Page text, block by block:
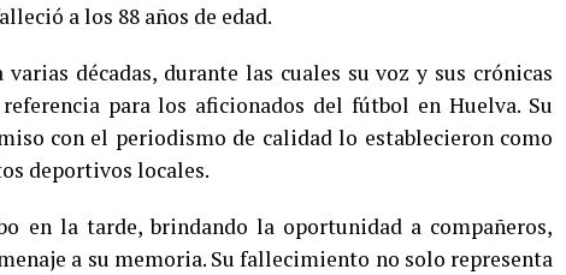
a los 88 años de edad.
décadas, durante las cuales su voz y sus crónicas
para los aficionados del fútbol en Huelva. Su
con el periodismo de calidad lo establecieron como
deportivos locales.
en la tarde, brindando la oportunidad a compañeros,
a su memoria. Su fallecimiento no solo representa